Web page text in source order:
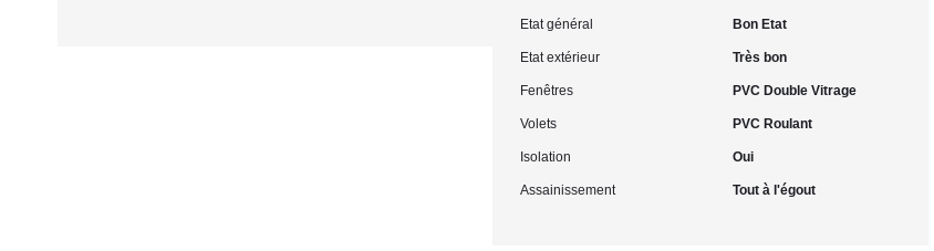
Etat général Bon Etat
Etat extérieur Très bon
Fenêtres PVC Double Vitrage
Volets PVC Roulant
Isolation Oui
Assainissement Tout à l'égout